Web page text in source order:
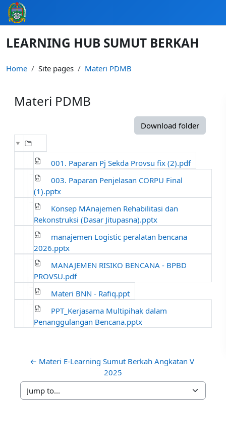
Skip to main content
LEARNING HUB SUMUT BERKAH
Home Site pages Materi PDMB
Materi PDMB
Download folder
001. Paparan Pj Sekda Provsu fix (2).pdf
003. Paparan Penjelasan CORPU Final
(1).pptx
Konsep MAnajemen Rehabilitasi dan
Rekonstruksi (Dasar Jitupasna).pptx
manajemen Logistic peralatan bencana
2026.pptx
MANAJEMEN RISIKO BENCANA - BPBD
PROVSU.pdf
Materi BNN - Rafiq.ppt
PPT_Kerjasama Multipihak dalam
Penanggulangan Bencana.pptx
← Materi E-Learning Sumut Berkah Angkatan V
2025
Jump to...